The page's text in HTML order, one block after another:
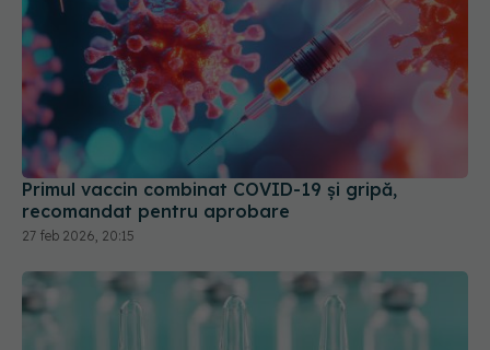
Primul vaccin combinat COVID-19 și gripă,
recomandat pentru aprobare
27 feb 2026, 20:15